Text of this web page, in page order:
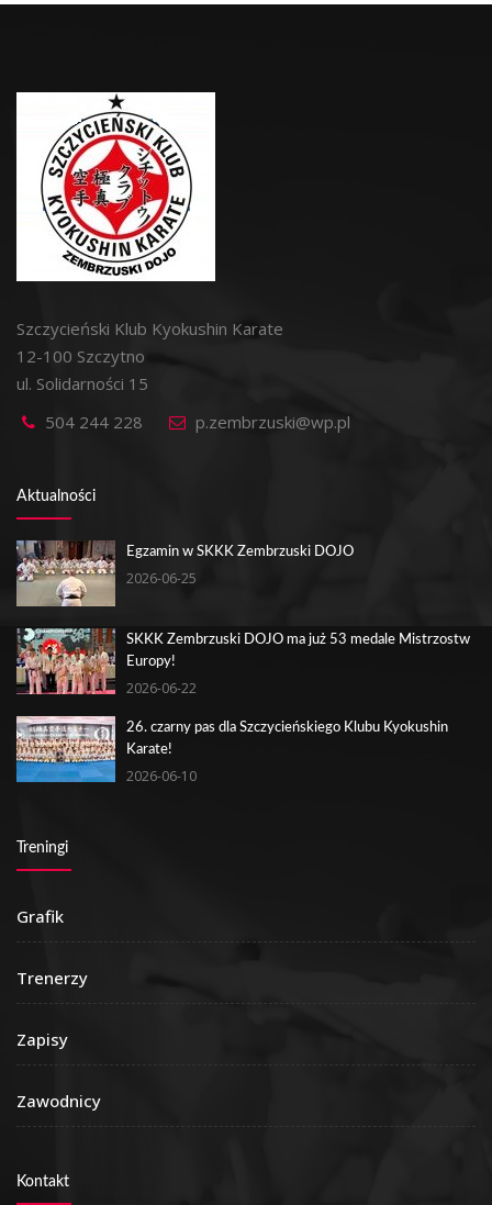
Szczycieński Klub Kyokushin Karate
12-100 Szczytno
ul. Solidarności 15
504 244 228
p.zembrzuski@wp.pl
Aktualności
Egzamin w SKKK Zembrzuski DOJO
2026-06-25
SKKK Zembrzuski DOJO ma już 53 medale Mistrzostw
Europy!
2026-06-22
26. czarny pas dla Szczycieńskiego Klubu Kyokushin
Karate!
2026-06-10
Treningi
Grafik
Trenerzy
Zapisy
Zawodnicy
Kontakt